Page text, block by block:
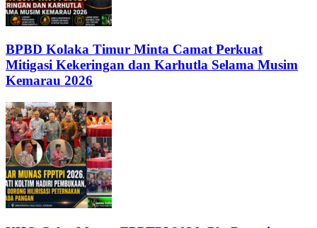
BPBD Kolaka Timur Minta Camat Perkuat
Mitigasi Kekeringan dan Karhutla Selama Musim
Kemarau 2026